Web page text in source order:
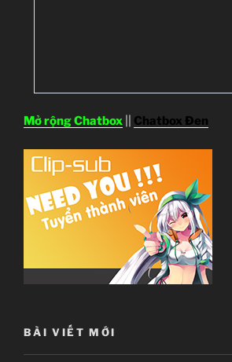
Mở rộng Chatbox Chatbox Đen
BÀI VIẾT MỚI